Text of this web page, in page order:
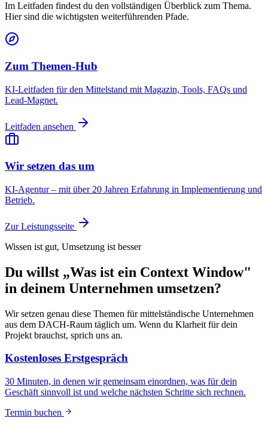
Im Leitfaden findest du den vollständigen Überblick zum Thema.
Hier sind die wichtigsten weiterführenden Pfade.
Zum Themen-Hub
KI-Leitfaden für den Mittelstand mit Magazin, Tools, FAQs und
Lead-Magnet.
Leitfaden ansehen
Wir setzen das um
KI-Agentur – mit über 20 Jahren Erfahrung in Implementierung und
Betrieb.
Zur Leistungsseite
Wissen ist gut, Umsetzung ist besser
Du willst „Was ist ein Context Window"
in deinem Unternehmen umsetzen?
Wir setzen genau diese Themen für mittelständische Unternehmen
aus dem DACH-Raum täglich um. Wenn du Klarheit für dein
Projekt brauchst, sprich uns an.
Kostenloses Erstgespräch
30 Minuten, in denen wir gemeinsam einordnen, was für dein
Geschäft sinnvoll ist und welche nächsten Schritte sich rechnen.
Termin buchen